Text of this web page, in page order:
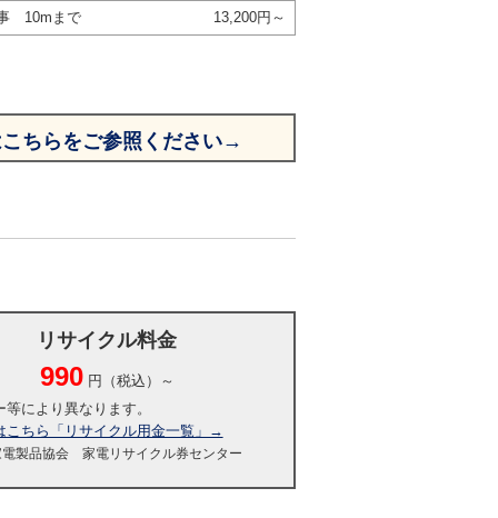
10mまで 13,200円～
ちらをご参照ください→
リサイクル料金
990円（税込）～
等により異なります。
こちら「リサイクル用金一覧」→
電製品協会 家電リサイクル券センター